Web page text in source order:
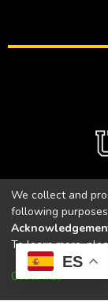
ES
Universidad
CACES
We collect and
following
To learn more,
Customize